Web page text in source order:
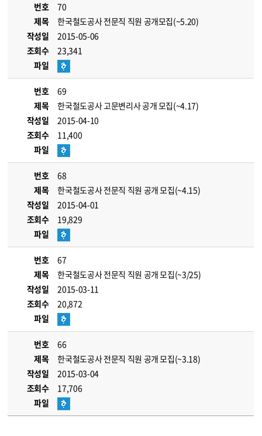
번호
70
제목
한국철도공사 전문직 직원 공개모집(~5.20)
작성일
2015-05-06
조회수
23,341
파일
번호
69
제목
한국철도공사 고문변리사 공개 모집(~4.17)
작성일
2015-04-10
조회수
11,400
파일
번호
68
제목
한국철도공사 전문직 직원 공개 모집(~4.15)
작성일
2015-04-01
조회수
19,829
파일
번호
67
제목
한국철도공사 전문직 직원 공개 모집(~3/25)
작성일
2015-03-11
조회수
20,872
파일
번호
66
제목
한국철도공사 전문직 직원 공개 모집(~3.18)
작성일
2015-03-04
조회수
17,706
파일